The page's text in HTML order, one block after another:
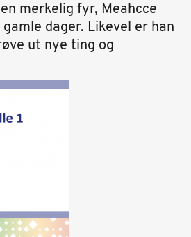
merkelig fyr, Meahcce
dager. Likevel er han
ut nye ting og